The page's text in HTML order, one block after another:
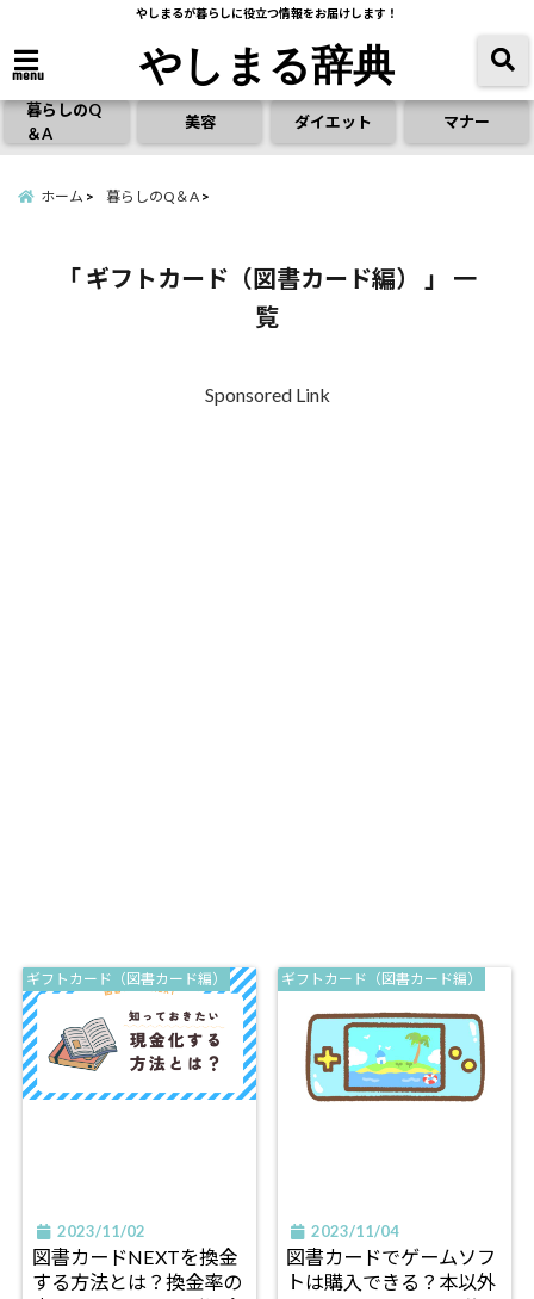
やしまるが暮らしに役立つ情報をお届けします！
menu やしまる辞典
暮らしのQ
＆A
美容 ダイエット マナー
ホーム 暮らしのQ＆A
「 ギフトカード（図書カード編） 」 一
覧
Sponsored Link
ギフトカード（図書カード編）
2023/11/02
図書カードNEXTを換金
する方法とは？換金率の
ギフトカード（図書カード編）
2023/11/04
図書カードでゲームソフ
トは購入できる？本以外